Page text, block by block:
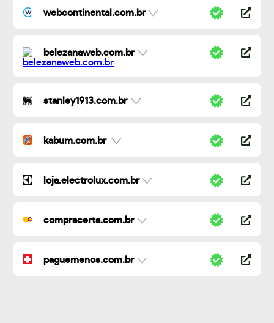
webcontinental.com.br
belezanaweb.com.br
stanley1913.com.br
kabum.com.br
loja.electrolux.com.br
compracerta.com.br
paguemenos.com.br